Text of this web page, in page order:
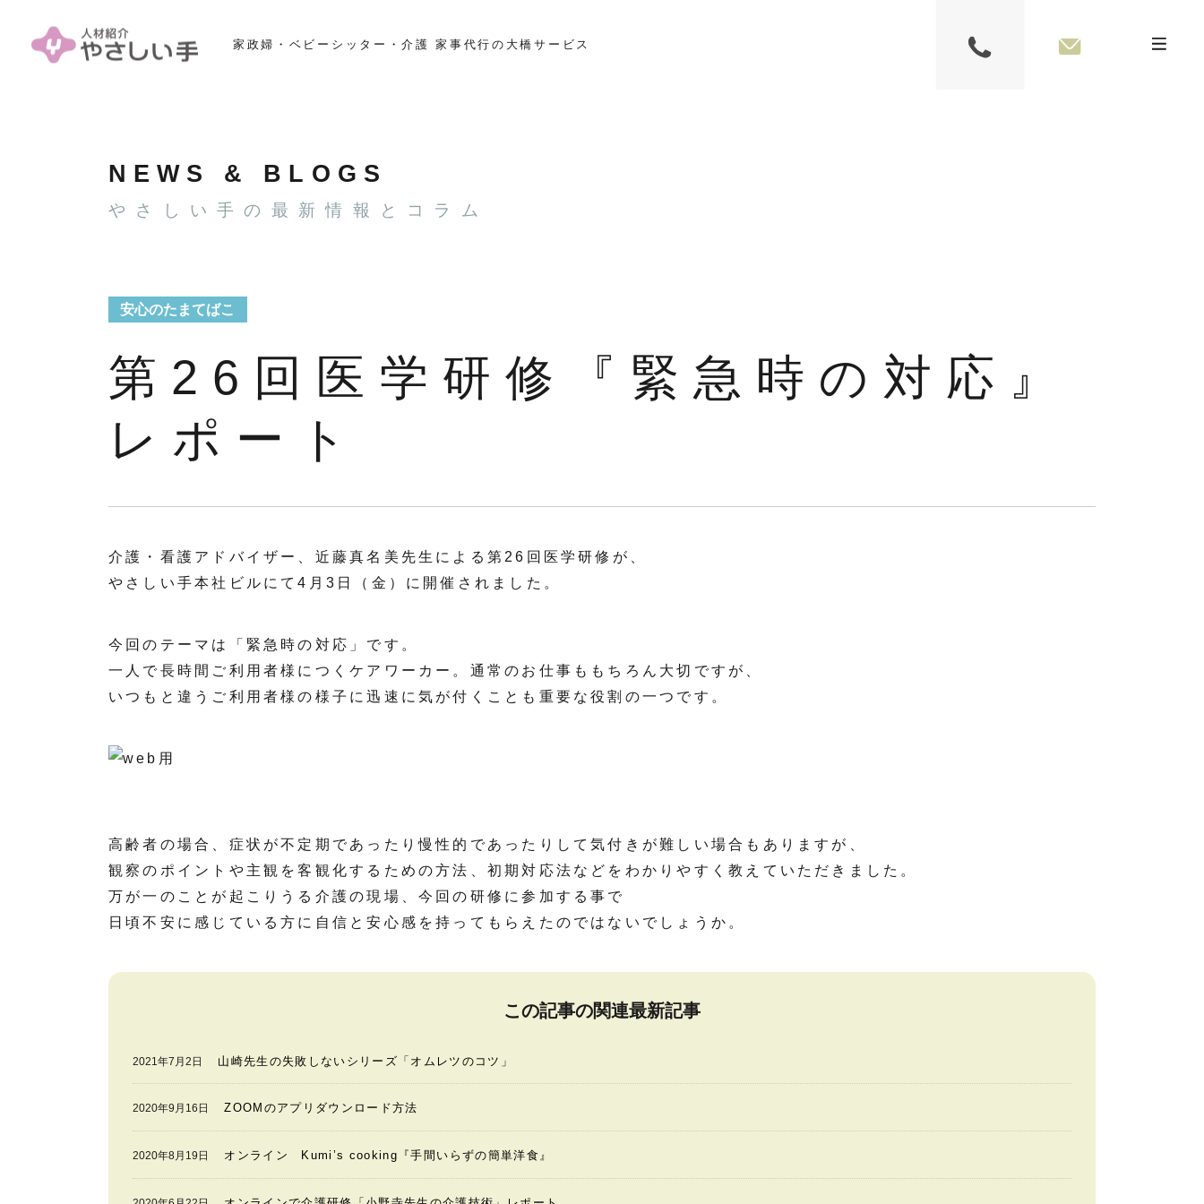
家政婦・ベビーシッター・介護 家事代行の大橋サービス
NEWS & BLOGS
やさしい手の最新情報とコラム
安心のたまてばこ
第26回医学研修『緊急時の対応』
レポート
介護・看護アドバイザー、近藤真名美先生による第26回医学研修が、
やさしい手本社ビルにて4月3日（金）に開催されました。
今回のテーマは「緊急時の対応」です。
一人で長時間ご利用者様につくケアワーカー。通常のお仕事ももちろん大切ですが、
いつもと違うご利用者様の様子に迅速に気が付くことも重要な役割の一つです。
高齢者の場合、症状が不定期であったり慢性的であったりして気付きが難しい場合もありますが、
観察のポイントや主観を客観化するための方法、初期対応法などをわかりやすく教えていただきました。
万が一のことが起こりうる介護の現場、今回の研修に参加する事で
日頃不安に感じている方に自信と安心感を持ってもらえたのではないでしょうか。
この記事の関連最新記事
2021年7月2日 山崎先生の失敗しないシリーズ「オムレツのコツ」
2020年9月16日 ZOOMのアプリダウンロード方法
2020年8月19日 オンライン Kumi’s cooking『手間いらずの簡単洋食』